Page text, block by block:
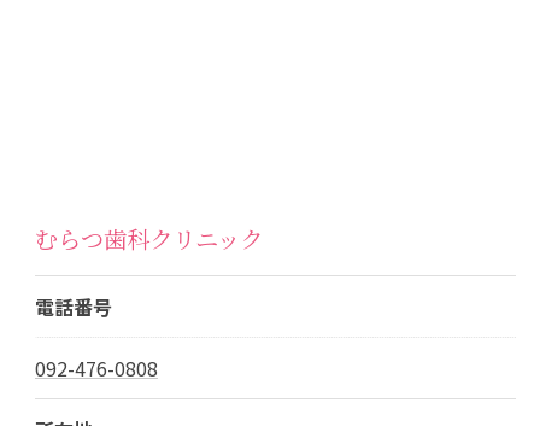
むらつ歯科クリニック
電話番号
092-476-0808